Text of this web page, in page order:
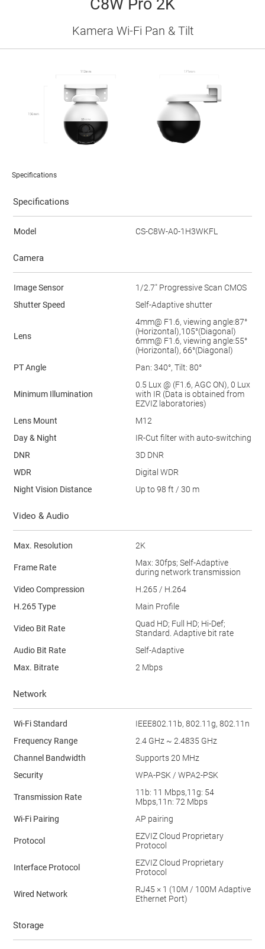
C8W Pro 2K
Kamera Wi-Fi Pan & Tilt
Specifications
Specifications
Model CS-C8W-A0-1H3WKFL
Camera
Image Sensor
1/2.7" Progressive Scan CMOS
Shutter Speed
Self-Adaptive shutter
Lens
4mm@ F1.6, viewing angle:87°
(Horizontal),105°(Diagonal)
6mm@ F1.6, viewing angle:55°
(Horizontal), 66°(Diagonal)
PT Angle
Pan: 340°, Tilt: 80°
Minimum Illumination
0.5 Lux @ (F1.6, AGC ON), 0 Lux
with IR (Data is obtained from
EZVIZ laboratories)
Lens Mount
M12
Day & Night
IR-Cut ﬁlter with auto-switching
DNR
3D DNR
WDR
Digital WDR
Night Vision Distance
Up to 98 ft / 30 m
Video & Audio
Max. Resolution 2K
Frame Rate
Max: 30fps; Self-Adaptive
during network transmission
Video Compression
H.265 / H.264
H.265 Type
Main Proﬁle
Video Bit Rate
Quad HD; Full HD; Hi-Def;
Standard. Adaptive bit rate
Audio Bit Rate
Self-Adaptive
Max. Bitrate
2 Mbps
Network
Wi-Fi Standard
IEEE802.11b, 802.11g, 802.11n
Frequency Range
2.4 GHz ~ 2.4835 GHz
Channel Bandwidth
Supports 20 MHz
Security
WPA-PSK / WPA2-PSK
Transmission Rate
11b: 11 Mbps,11g: 54
Mbps,11n: 72 Mbps
Wi-Fi Pairing
AP pairing
Protocol
EZVIZ Cloud Proprietary
Protocol
Interface Protocol
EZVIZ Cloud Proprietary
Protocol
Wired Network
RJ45 × 1 (10M / 100M Adaptive
Ethernet Port)
Storage